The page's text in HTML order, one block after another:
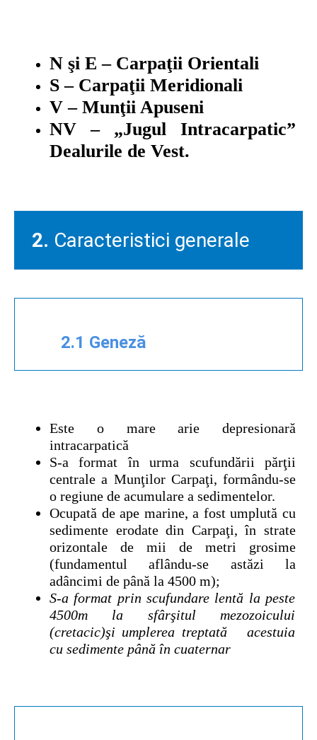
N şi E – Carpaţii Orientali
S – Carpaţii Meridionali
V – Munţii Apuseni
NV – „Jugul Intracarpatic”
Dealurile de Vest.
2. Caracteristici generale
2.1 Geneză
Este o mare arie depresionară
intracarpatică
S-a format în urma scufundării părţii
centrale a Munţilor Carpaţi, formându-se
o regiune de acumulare a sedimentelor.
Ocupată de ape marine, a fost umplută cu
sedimente erodate din Carpaţi, în strate
orizontale de mii de metri grosime
(fundamentul aflându-se astăzi la
adâncimi de până la 4500 m);
S-a format prin scufundare lentă la peste
4500m la sfârşitul mezozoicului
(cretacic)şi umplerea treptată acestuia
cu sedimente până în cuaternar